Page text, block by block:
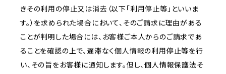
きその利用の停止又は消去（以下「利用停止等」といいま
す。）を求められた場合において、そのご請求に理由がある
ことが判明した場合には、お客様ご本人からのご請求であ
ることを確認の上で、遅滞なく個人情報の利用停止等を行
い、その旨をお客様に通知します。但し、個人情報保護法そ